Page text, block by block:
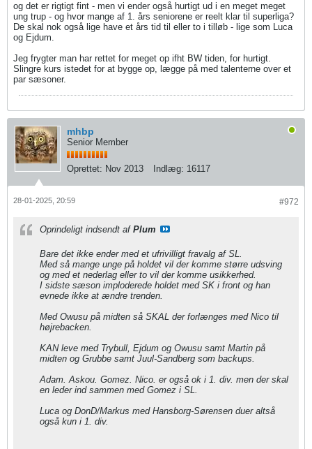
og det er rigtigt fint - men vi ender også hurtigt ud i en meget meget
ung trup - og hvor mange af 1. års seniorene er reelt klar til superliga?
De skal nok også lige have et års tid til eller to i tilløb - lige som Luca
og Ejdum.
Jeg frygter man har rettet for meget op ifht BW tiden, for hurtigt.
Slingre kurs istedet for at bygge op, lægge på med talenterne over et
par sæsoner.
mhbp
Senior Member
Oprettet: Nov 2013 Indlæg: 16117
#972
28-01-2025, 20:59
Oprindeligt indsendt af Plum
Bare det ikke ender med et ufrivilligt fravalg af SL.
Med så mange unge på holdet vil der komme større udsving
og med et nederlag eller to vil der komme usikkerhed.
I sidste sæson imploderede holdet med SK i front og han
evnede ikke at ændre trenden.
Med Owusu på midten så SKAL der forlænges med Nico til
højrebacken.
KAN leve med Trybull, Ejdum og Owusu samt Martin på
midten og Grubbe samt Juul-Sandberg som backups.
Adam. Askou. Gomez. Nico. er også ok i 1. div. men der skal
en leder ind sammen med Gomez i SL.
Luca og DonD/Markus med Hansborg-Sørensen duer altså
også kun i 1. div.